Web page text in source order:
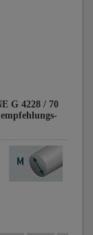
G 4228 / 70